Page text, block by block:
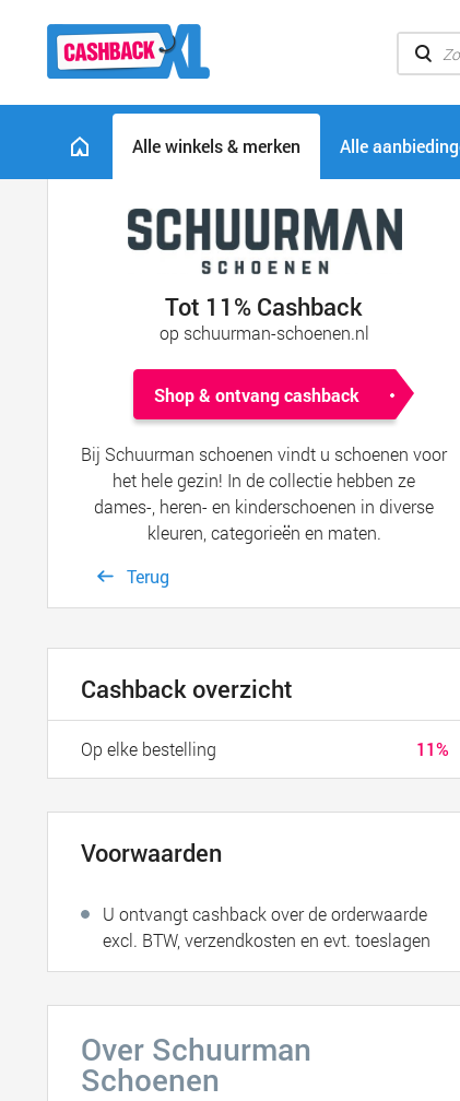
Alle winkels & merken Alle
Tot 11% Cashback
op schuurman-schoenen.nl
Shop & ontvang cashback
Bij Schuurman schoenen vindt u schoenen voor
het hele gezin! In de collectie hebben ze
dames-, heren- en kinderschoenen in diverse
kleuren, categorieën en maten.
Terug
Cashback overzicht
11%
Op elke bestelling
Voorwaarden
U ontvangt cashback over de orderwaarde
excl. BTW, verzendkosten en evt. toeslagen
Over Schuurman
Schoenen